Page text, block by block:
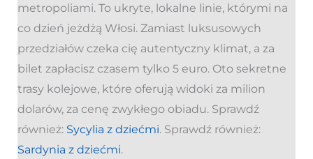
metropoliami. To ukryte, lokalne linie, którymi na
co dzień jeżdżą Włosi. Zamiast luksusowych
przedziałów czeka cię autentyczny klimat, a za
bilet zapłacisz czasem tylko 5 euro. Oto sekretne
trasy kolejowe, które oferują widoki za milion
dolarów, za cenę zwykłego obiadu. Sprawdź
również: Sycylia z dziećmi. Sprawdź również:
Sardynia z dziećmi.